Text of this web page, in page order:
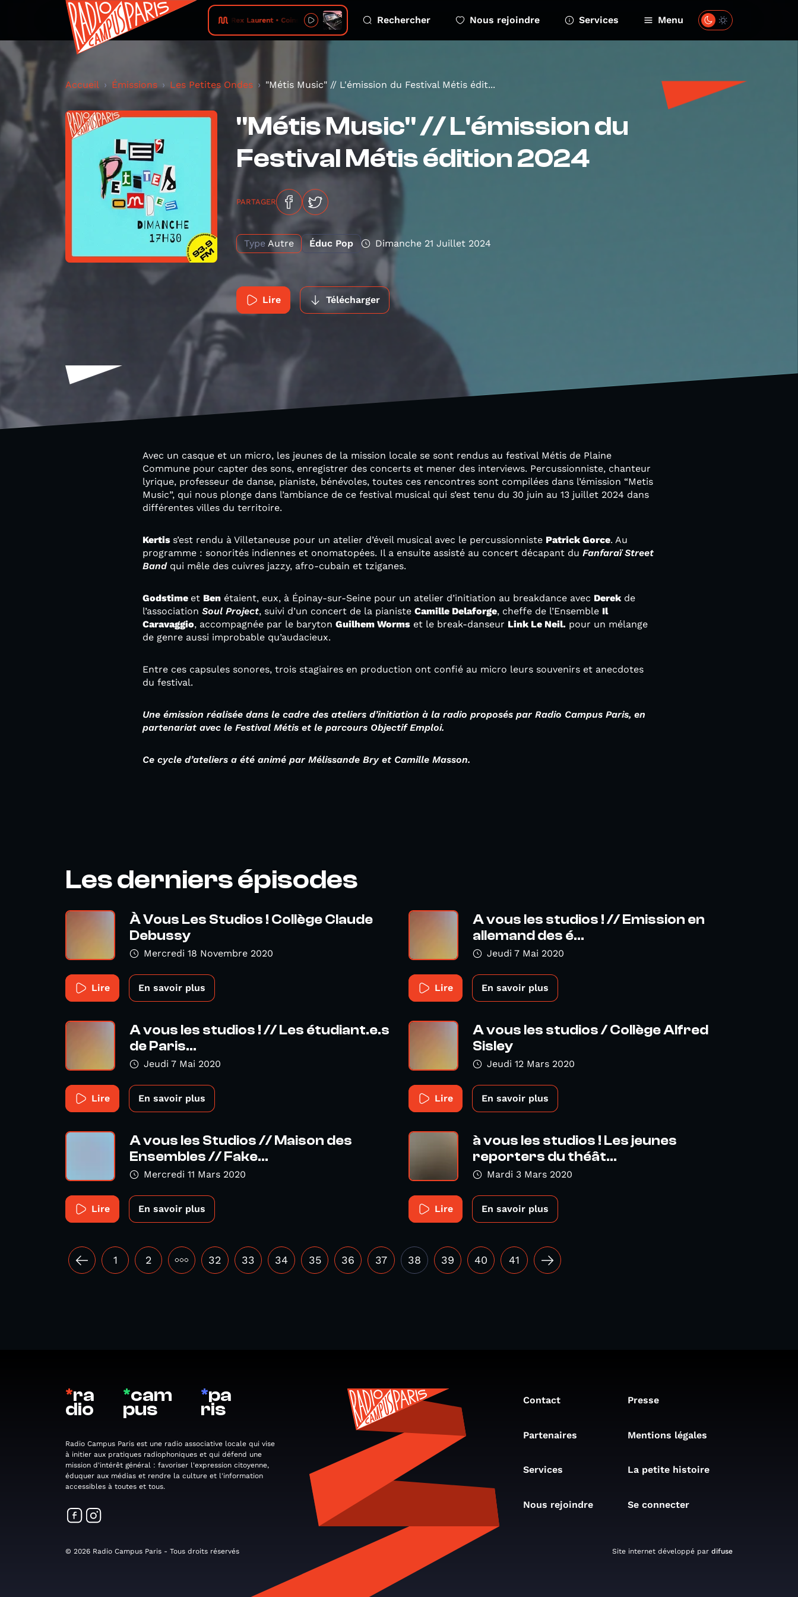
Rex Laurent • Coinstar Rechercher Nous rejoindre Services Menu
Accueil Émissions Les Petites Ondes "Métis Music" // L'émission du Festival Métis édit...
"Métis Music" // L'émission du
Festival Métis édition 2024
PARTAGER
Type Autre Éduc Pop Dimanche 21 Juillet 2024
Lire Télécharger
Avec un casque et un micro, les jeunes de la mission locale se sont rendus au festival Métis de Plaine
Commune pour capter des sons, enregistrer des concerts et mener des interviews. Percussionniste, chanteur
lyrique, professeur de danse, pianiste, bénévoles, toutes ces rencontres sont compilées dans l’émission “Metis
Music”, qui nous plonge dans l’ambiance de ce festival musical qui s’est tenu du 30 juin au 13 juillet 2024 dans
différentes villes du territoire.
Kertis s’est rendu à Villetaneuse pour un atelier d’éveil musical avec le percussionniste Patrick Gorce. Au
programme : sonorités indiennes et onomatopées. Il a ensuite assisté au concert décapant du Fanfaraï Street
Bandqui mêle des cuivres jazzy, afro-cubain et tziganes.
Godstime et Ben étaient, eux, à Épinay-sur-Seine pour un atelier d’initiation au breakdance avec Derekde
l’association Soul Project, suivi d’un concert de la pianiste Camille Delaforge, cheffe de l’Ensemble Il
Caravaggio, accompagnée par le baryton Guilhem Worms et le break-danseur Link Le Neil. pour un mélange
de genre aussi improbable qu’audacieux.
Entre ces capsules sonores, trois stagiaires en production ont confié au micro leurs souvenirs et anecdotes
du festival.
Une émission réalisée dans le cadre des ateliers d’initiation à la radio proposés par Radio Campus Paris, en
partenariat avec le Festival Métis et le parcours Objectif Emploi.
Ce cycle d’ateliers a été animé par Mélissande Bry et Camille Masson.
Les derniers épisodes
À Vous Les Studios ! Collège Claude
Debussy
Mercredi 18 Novembre 2020
Lire En savoir plus
A vous les studios ! // Emission en
allemand des é...
Jeudi 7 Mai 2020
Lire En savoir plus
A vous les studios ! // Les étudiant.e.s
de Paris...
Jeudi 7 Mai 2020
Lire En savoir plus
A vous les studios / Collège Alfred
Sisley
Jeudi 12 Mars 2020
Lire En savoir plus
A vous les Studios // Maison des
Ensembles // Fake...
Mercredi 11 Mars 2020
Lire En savoir plus
à vous les studios ! Les jeunes
reporters du théât...
Mardi 3 Mars 2020
Lire En savoir plus
1 2 ••• 32 33 34 35 36 37 38 39 40 41
*ra
dio
*cam
pus
*pa
ris
Radio Campus Paris est une radio associative locale qui vise
à initier aux pratiques radiophoniques et qui défend une
mission d'intérêt général : favoriser l'expression citoyenne,
éduquer aux médias et rendre la culture et l'information
accessibles à toutes et tous.
Contact Presse
Partenaires Mentions légales
Services La petite histoire
Nous rejoindre Se connecter
© 2026 Radio Campus Paris - Tous droits réservés Site internet développé par difuse